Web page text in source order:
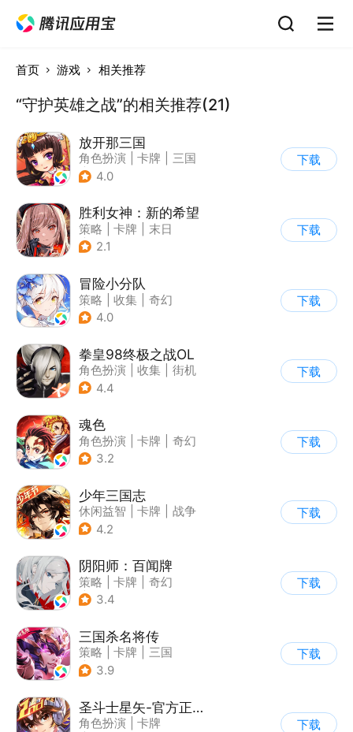
首页 游戏 相关推荐
“守护英雄之战”的相关推荐(21)
放开那三国
角色扮演 卡牌
三国
| Q版
4.0
下载
胜利女神：新的希望
策略 卡牌
末日
| 美少女
2.1
下载
冒险小分队
策略 收集
奇幻
| 美少女
4.0
下载
拳皇98终极之战OL
角色扮演 收集
街机
| 拳皇
4.4
下载
魂色
角色扮演 卡牌
奇幻
| 动漫
3.2
下载
少年三国志
休闲益智 卡牌
战争
| 少年三国志
4.2
下载
阴阳师：百闻牌
策略 卡牌
奇幻
| 阴阳师
3.4
下载
三国杀名将传
策略 卡牌
三国
| Q版
3.9
下载
圣斗士星矢-官方正版(腾讯)
角色扮演
卡牌
下载